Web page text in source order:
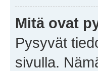
Mitä ovat
Pysyvät
sivulla.